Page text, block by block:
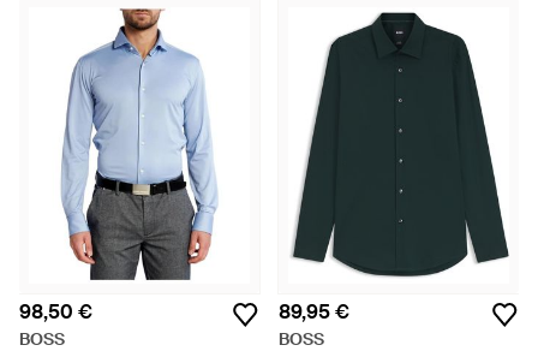
98,50 €
BOSS
89,95 €
BOSS